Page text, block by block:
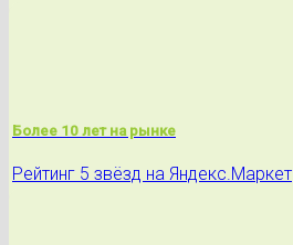
Более 10 лет на рынке
Рейтинг 5 звёзд на Яндекс.Маркет